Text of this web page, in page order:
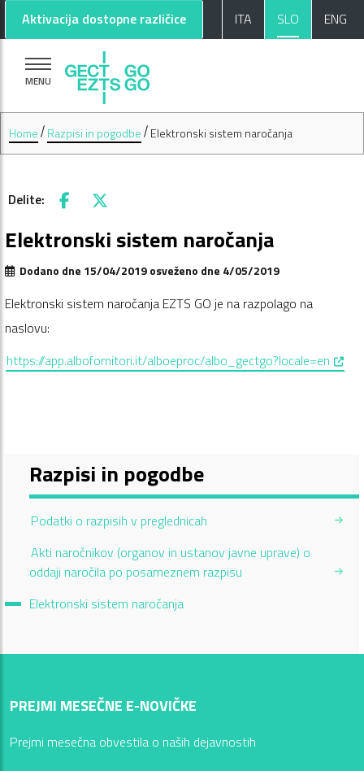
Pojdi na glavno vsebino
Pojdi na nogo strani
Aktivacija dostopne različice ITA SLO ENG
MENU
Home Razpisi in pogodbe Elektronski sistem naročanja
Delite: Facebook
X
Elektronski sistem naročanja
Dodano dne 15/04/2019 osveženo dne 4/05/2019
Elektronski sistem naročanja EZTS GO je na razpolago na
naslovu:
https://app.albofornitori.it/alboeproc/albo_gectgo?locale=en ,
Razpisi in pogodbe
Podatki o razpisih v preglednicah
Akti naročnikov (organov in ustanov javne uprave) o
oddaji naročila po posameznem razpisu
Elektronski sistem naročanja
PREJMI MESEČNE E-NOVIČKE
Prejmi mesečna obvestila o naših dejavnostih